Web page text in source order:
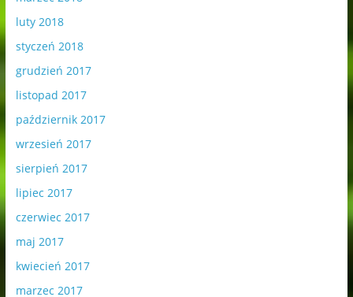
luty 2018
styczeń 2018
grudzień 2017
listopad 2017
październik 2017
wrzesień 2017
sierpień 2017
lipiec 2017
czerwiec 2017
maj 2017
kwiecień 2017
marzec 2017